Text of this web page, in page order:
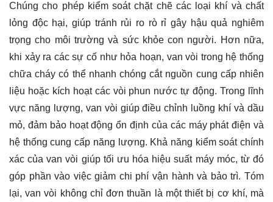
Chúng cho phép kiểm soát chặt chẽ các loại khí và chất
lỏng độc hại, giúp tránh rủi ro rò rỉ gây hậu quả nghiêm
trọng cho môi trường và sức khỏe con người. Hơn nữa,
khi xảy ra các sự cố như hỏa hoạn, van vòi trong hệ thống
chữa cháy có thể nhanh chóng cắt nguồn cung cấp nhiên
liệu hoặc kích hoạt các vòi phun nước tự động. Trong lĩnh
vực năng lượng, van vòi giúp điều chỉnh luồng khí và dầu
mỏ, đảm bảo hoạt động ổn định của các máy phát điện và
hệ thống cung cấp năng lượng. Khả năng kiểm soát chính
xác của van vòi giúp tối ưu hóa hiệu suất máy móc, từ đó
góp phần vào việc giảm chi phí vận hành và bảo trì. Tóm
lại, van vòi không chỉ đơn thuần là một thiết bị cơ khí, mà